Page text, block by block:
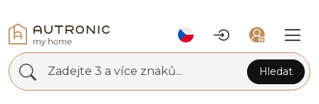
Zadejte 3 a více znaků... Hledat